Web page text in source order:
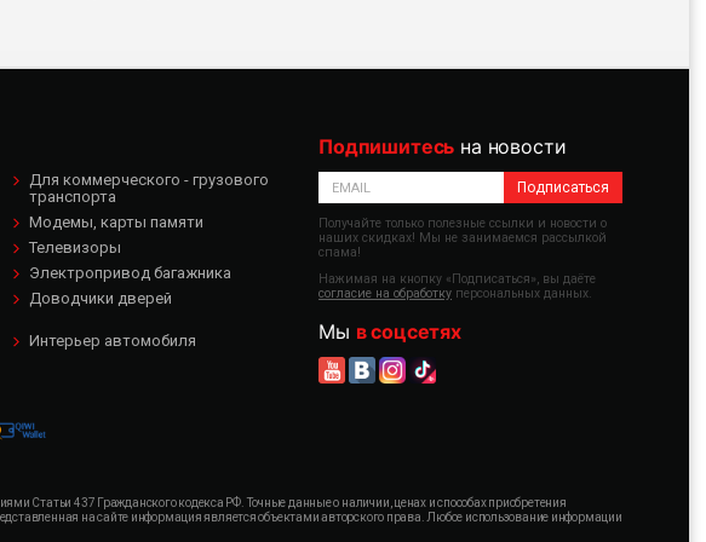
Для коммерческого - грузового
транспорта
Модемы, карты памяти
Телевизоры
Электропривод багажника
Доводчики дверей
Интерьер автомобиля
Подпишитесь на новости
Подписаться
Получайте только полезные ссылки и новости о
наших скидках! Мы не занимаемся рассылкой
спама!
Нажимая на кнопку «Подписаться», вы даёте
согласие на обработку персональных данных.
Мы в соцсетях
Статьи 437 Гражданского кодекса РФ. Точные данные о наличии, ценах и способах приобретения
на сайте информация является объектами авторского права. Любое использование информации